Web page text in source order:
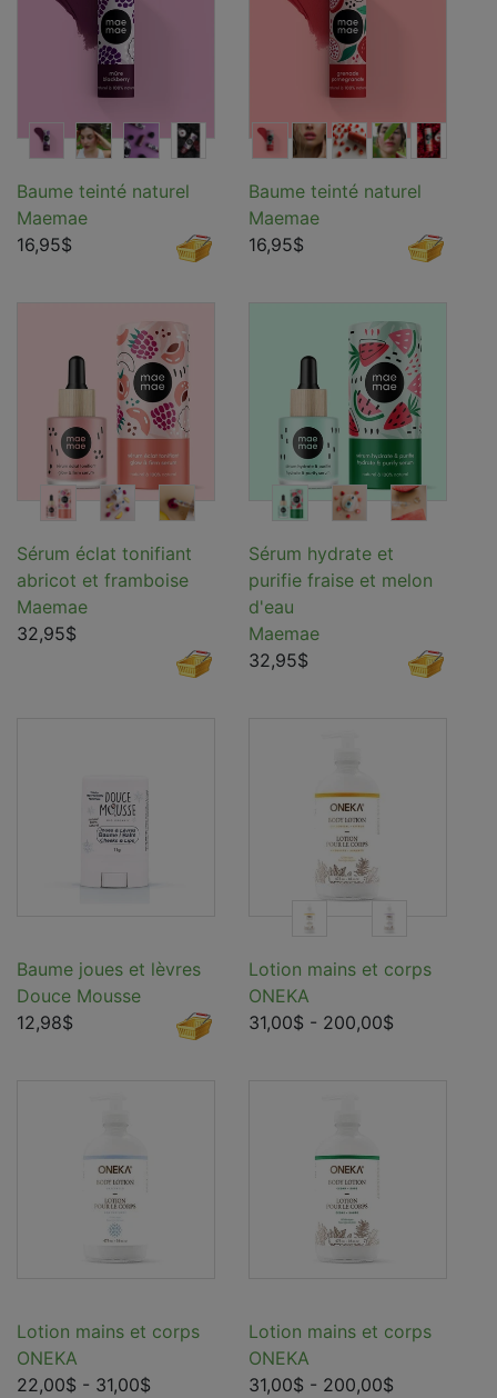
Baume teinté naturel
Maemae
16,95$
Baume teinté naturel
Maemae
16,95$
Sérum éclat tonifiant
abricot et framboise
Maemae
32,95$
Sérum hydrate et
purifie fraise et melon
d'eau
Maemae
32,95$
Baume joues et lèvres
Douce Mousse
12,98$
Lotion mains et corps
ONEKA
31,00$ - 200,00$
Lotion mains et corps
ONEKA
22,00$ - 31,00$
Lotion mains et corps
ONEKA
31,00$ - 200,00$